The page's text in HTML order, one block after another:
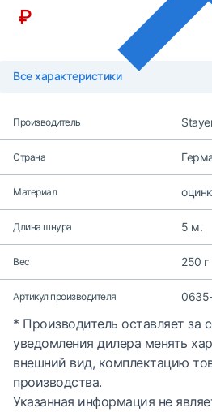
₽
Все характеристики
Производитель
Страна
Материал
Длина шнура 5 м.
Вес 250 г
Артикул производителя
* Производитель оставляет за
уведомления дилера менять
внешний вид, комплектацию
производства.
Указанная информация не